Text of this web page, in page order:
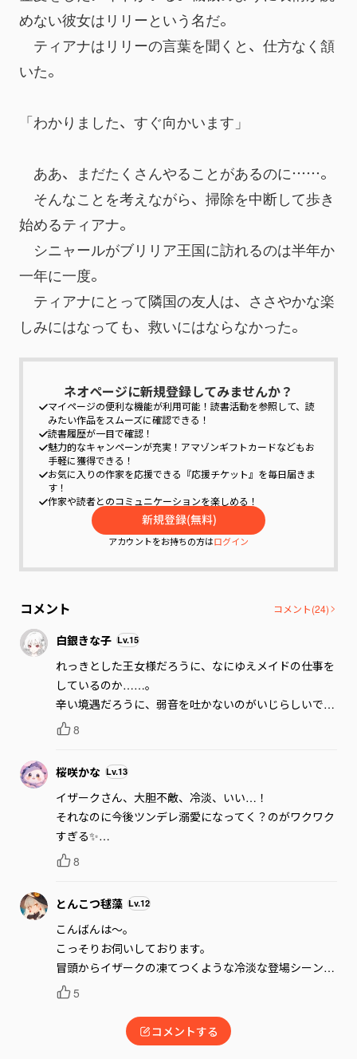
めない彼女はリリーという名だ。
ティアナはリリーの言葉を聞くと、仕方なく頷
いた。
「わかりました、すぐ向かいます」
ああ、まだたくさんやることがあるのに……。
そんなことを考えながら、掃除を中断して歩き
始めるティアナ。
シニャールがブリリア王国に訪れるのは半年か
一年に一度。
ティアナにとって隣国の友人は、ささやかな楽
しみにはなっても、救いにはならなかった。
ネオページに新規登録してみませんか？
マイページの便利な機能が利用可能！ 読書活動を参照して、読
みたい作品をスムーズに確認できる！
読書履歴が一目で確認！
魅力的なキャンペーンが充実！ アマゾンギフトカードなどもお
手軽に獲得できる！
お気に入りの作家を応援できる『応援チケット』を毎日届きま
す！
作家や読者とのコミュニケーションを楽しめる！
アカウントをお持ちの方はログイン
コメント コメント(24)
白銀きな子 Lv.15
れっきとした王女様だろうに、なにゆえメイドの仕事を
しているのか……。
辛い境遇だろうに、弱音を吐かないのがいじらしいです
ね。
8
桜咲かな Lv.13
イザークさん、大胆不敵、冷淡、いい…！
それなのに今後ツンデレ溺愛になってく？のがワクワク
すぎる✨
ティアナ王女、メイド扱いなのに真面目で健気で謙虚で
8
とんこつ毬藻 Lv.12
こんばんは～。
こっそりお伺いしております。
冒頭からイザークの凍てつくような冷淡な登場シーンに
驚きでした。
5
コメントする